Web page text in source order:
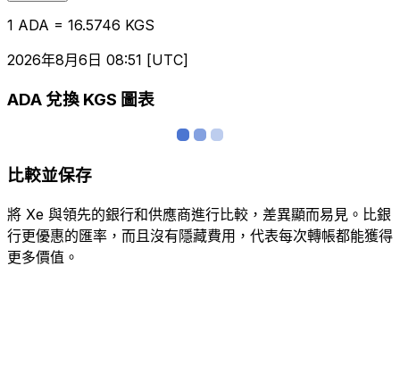
1 ADA = 16.5746 KGS
2026年8月6日 08:51 [UTC]
ADA 兌換 KGS 圖表
比較並保存
將 Xe 與領先的銀行和供應商進行比較，差異顯而易見。比銀
行更優惠的匯率，而且沒有隱藏費用，代表每次轉帳都能獲得
更多價值。